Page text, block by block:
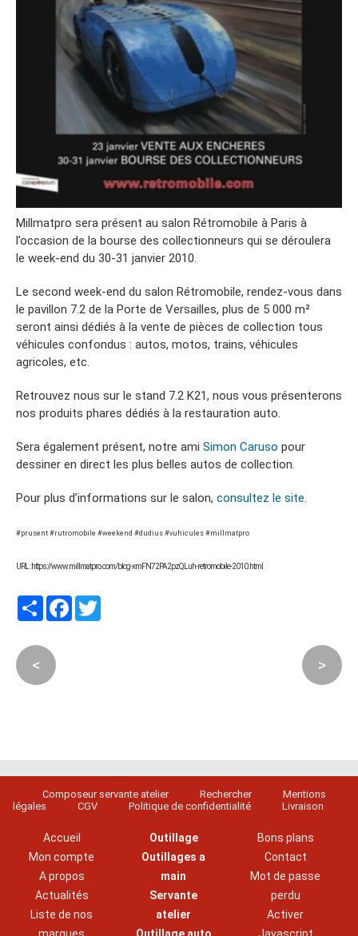
Millmatpro sera présent au salon Rétromobile à Paris à
l’occasion de la bourse des collectionneurs qui se déroulera
le week-end du 30-31 janvier 2010.
Le second week-end du salon Rétromobile, rendez-vous dans
le pavillon 7.2 de la Porte de Versailles, plus de 5 000 m²
seront ainsi dédiés à la vente de pièces de collection tous
véhicules confondus : autos, motos, trains, véhicules
agricoles, etc.
Retrouvez nous sur le stand 7.2 K21, nous vous présenterons
nos produits phares dédiés à la restauration auto.
Sera également présent, notre ami Simon Caruso pour
dessiner en direct les plus belles autos de collection.
Pour plus d’informations sur le salon, consultez le site.
#prusent #rutromobile #weekend #dudius #vuhicules #millmatpro
URL : https://www.millmatpro.com/blog-xmFN72PA2pzQLuh-retromobile-2010.html
PartagerFacebook
< >
Composeur servante atelier Rechercher
Mentions
légales
CGV Politique de confidentialité Livraison
Accueil
Mon compte
A propos
Actualités
Liste de nos
marques
Outillage
Outillages a
main
Servante
atelier
Outillage auto
Bons plans
Contact
Mot de passe
perdu
Activer
Javascript